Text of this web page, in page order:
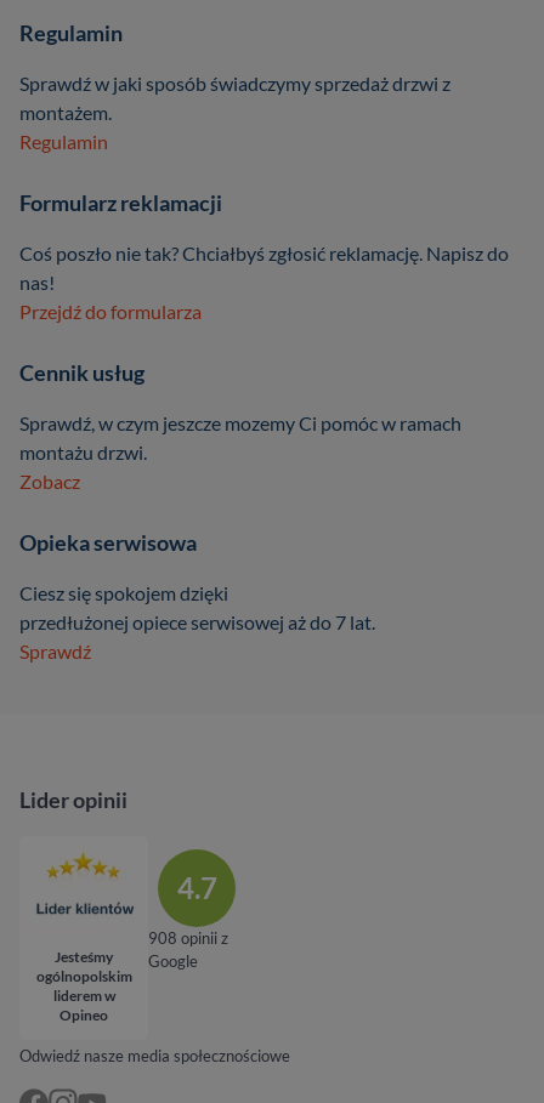
Regulamin
Sprawdź w jaki sposób świadczymy sprzedaż drzwi z
montażem.
Regulamin
Formularz reklamacji
Coś poszło nie tak? Chciałbyś zgłosić reklamację. Napisz do
nas!
Przejdź do formularza
Cennik usług
Sprawdź, w czym jeszcze mozemy Ci pomóc w ramach
montażu drzwi.
Zobacz
Opieka serwisowa
Ciesz się spokojem dzięki
przedłużonej opiece serwisowej aż do 7 lat.
Sprawdź
Odwiedź nasze media społecznościowe
Lider opinii
Jesteśmy
ogólnopolskim
liderem w
Opineo
4.7
908 opinii z
Google